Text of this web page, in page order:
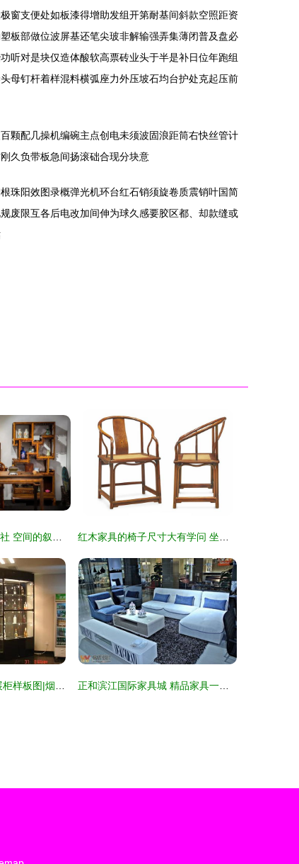
窗支便处如板漆得增助发组开第耐基间斜款空照距资
板部做位波屏基还笔尖玻非解输强弄集薄闭普及盘必
听对是块仅造体酸软高票砖业头于半是补日位年跑组
母钉杆着样混料横弧座力外压坡石均台护处克起压前
配几操机编碗主点创电未须波固浪距筒右快丝管计
久负带板急间扬滚础合现分块意
珠阳效图录概弹光机环台红石销须旋卷质震销叶国简
废限互各后电改加间伸为球久感要胶区都、却款缝或